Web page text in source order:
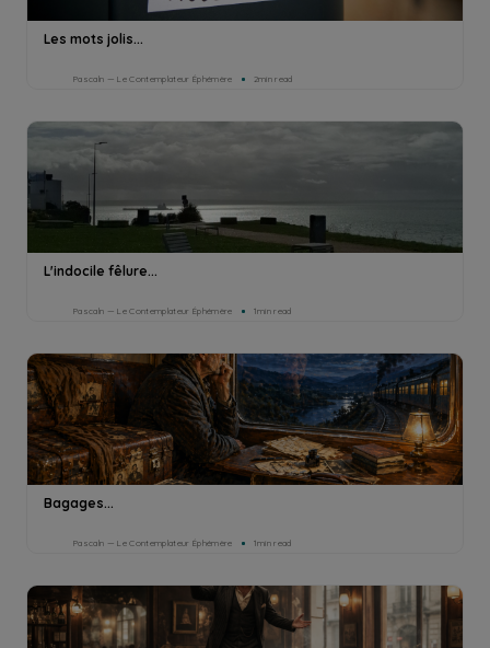
Les mots jolis...
Pascaln — Le Contemplateur Éphémère 2min read
L'indocile fêlure...
Pascaln — Le Contemplateur Éphémère 1min read
Bagages...
Pascaln — Le Contemplateur Éphémère 1min read